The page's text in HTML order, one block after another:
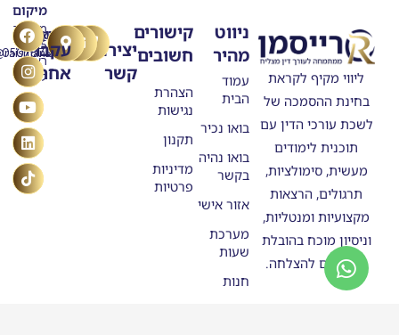
ליווי מקיף לקראת
בחינת ההסמכה של
לשכת עורכי הדין עם
תוכנית לימודים
מעשית, סימולציות,
תרגולים, הרצאות
מקצועיות ומנטליות,
וניסיון מוכח בהובלת
מתמחים להצלחה.
ניווט
מהיר
עמוד
הבית
בואו נכיר
בואו נהיה
בקשר
אזור אישי
מערכת
שעות
חנות
קישורים
חשובים
הצהרת
נגישות
תקנון
מדיניות
פרטיות
יצירת
קשר
טלפון
0507875558
דוא"ל
ask@raisman.ac
מיקום
מרילנד
5
ראשון
לציון
עקבו
אחרינו
F
a
c
e
o
o
I
n
s
t
g
m
Y
o
u
t
b
e
L
i
n
k
d
n
T
i
k
t